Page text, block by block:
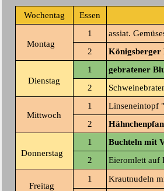
Wochentag Essen
Montag
1
assiat.
2
Königsberger
Dienstag
1
gebratener
2
Mittwoch
1
Linseneintopf
2
Donnerstag
1
Buchteln mit
2
Eieromlett auf
Freitag
1
Krautnudeln